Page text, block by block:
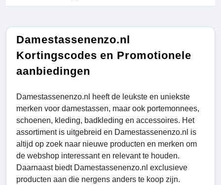
Damestassenenzo.nl
Kortingscodes en Promotionele
aanbiedingen
Damestassenenzo.nl heeft de leukste en uniekste
merken voor damestassen, maar ook portemonnees,
schoenen, kleding, badkleding en accessoires. Het
assortiment is uitgebreid en Damestassenenzo.nl is
altijd op zoek naar nieuwe producten en merken om
de webshop interessant en relevant te houden.
Daarnaast biedt Damestassenenzo.nl exclusieve
producten aan die nergens anders te koop zijn.